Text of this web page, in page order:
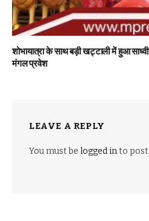
शोभायात्रा के साथ बड़ी खट्टाली में हुआ साध्वी
मंगल प्रवेश
LEAVE A REPLY
You must be logged into